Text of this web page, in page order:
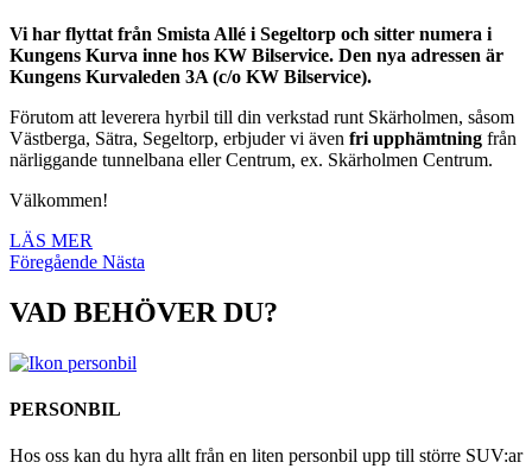
Vi har flyttat från Smista Allé i Segeltorp och sitter numera i
Kungens Kurva inne hos KW Bilservice. Den nya adressen är
Kungens Kurvaleden 3A (c/o KW Bilservice).
Förutom att leverera hyrbil till din verkstad runt Skärholmen, såsom
Västberga, Sätra, Segeltorp, erbjuder vi även fri upphämtning från
närliggande tunnelbana eller Centrum, ex. Skärholmen Centrum.
Välkommen!
LÄS MER
Föregående Nästa
VAD BEHÖVER DU?
PERSONBIL
Hos oss kan du hyra allt från en liten personbil upp till större SUV:ar